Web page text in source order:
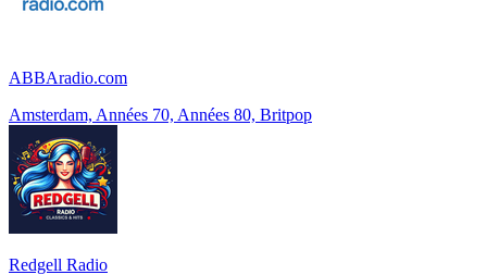
ABBAradio.com
Amsterdam, Années 70, Années 80, Britpop
Redgell Radio